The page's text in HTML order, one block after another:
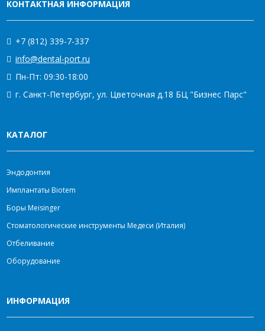
КОНТАКТНАЯ ИНФОРМАЦИЯ
+7 (812) 339-7-337
info@dental-port.ru
Пн-Пт: 09:30-18:00
г. Санкт-Петербург, ул. Цветочная д.18 БЦ "Бизнес Парс"
КАТАЛОГ
Эндодонтия
Имплантаты Biotem
Боры Meisinger
Стоматологические инструменты Медеси (Италия)
Отбеливание
Оборудование
ИНФОРМАЦИЯ